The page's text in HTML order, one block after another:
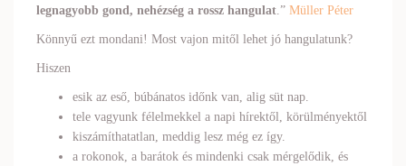
legnagyobb gond, nehézség a rossz hangulat.” Müller Péter
Könnyű ezt mondani! Most vajon mitől lehet jó hangulatunk?
Hiszen
esik az eső, búbánatos időnk van, alig süt nap.
tele vagyunk félelmekkel a napi hírektől, körülményektől
kiszámíthatatlan, meddig lesz még ez így.
a rokonok, a barátok és mindenki csak mérgelődik, és